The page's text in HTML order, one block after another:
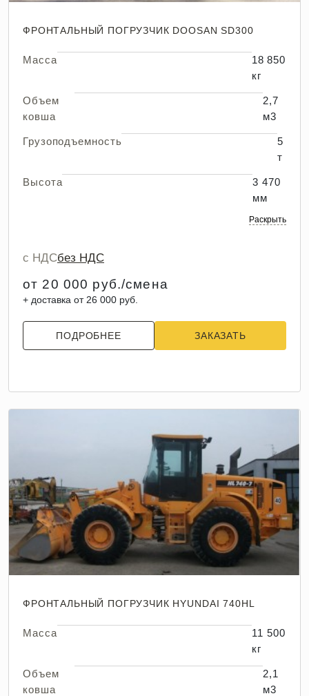
ФРОНТАЛЬНЫЙ ПОГРУЗЧИК DOOSAN SD300
Масса
18 850
кг
Объем
ковша
2,7
м3
Грузоподъемность
5
т
Высота
3 470
мм
Раскрыть
с НДСбез НДС
от 20 000 руб./смена
+ доставка от 26 000 руб.
ПОДРОБНЕЕ ЗАКАЗАТЬ
ФРОНТАЛЬНЫЙ ПОГРУЗЧИК HYUNDAI 740HL
Масса
11 500
кг
Объем
ковша
2,1
м3